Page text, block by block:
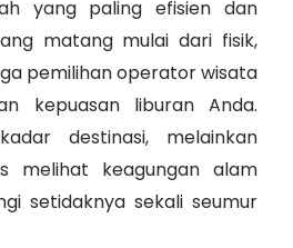
yang paling efisien dan
matang mulai dari fisik,
pemilihan operator wisata
kepuasan liburan Anda.
destinasi, melainkan
melihat keagungan alam
setidaknya sekali seumur